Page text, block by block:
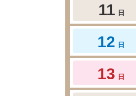
11 日
12 日
13 日